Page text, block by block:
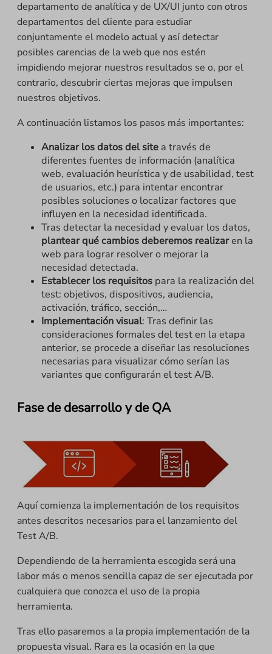
departamento de analítica y de UX/UI junto con otros
departamentos del cliente para estudiar
conjuntamente el modelo actual y así detectar
posibles carencias de la web que nos estén
impidiendo mejorar nuestros resultados se o, por el
contrario, descubrir ciertas mejoras que impulsen
nuestros objetivos.
A continuación listamos los pasos más importantes:
Analizar los datos del site a través de
diferentes fuentes de información (analítica
web, evaluación heurística y de usabilidad, test
de usuarios, etc.) para intentar encontrar
posibles soluciones o localizar factores que
influyen en la necesidad identificada.
Tras detectar la necesidad y evaluar los datos,
plantear qué cambios deberemos realizaren la
web para lograr resolver o mejorar la
necesidad detectada.
Establecer los requisitos para la realización del
test: objetivos, dispositivos, audiencia,
activación, tráfico, sección,…
Implementación visual: Tras definir las
consideraciones formales del test en la etapa
anterior, se procede a diseñar las resoluciones
necesarias para visualizar cómo serían las
variantes que configurarán el test A/B.
Fase de desarrollo y de QA
Aquí comienza la implementación de los requisitos
antes descritos necesarios para el lanzamiento del
Test A/B.
Dependiendo de la herramienta escogida será una
labor más o menos sencilla capaz de ser ejecutada por
cualquiera que conozca el uso de la propia
herramienta.
Tras ello pasaremos a la propia implementación de la
propuesta visual. Rara es la ocasión en la que